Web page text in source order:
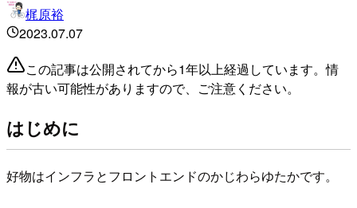
梶原裕
2023.07.07
この記事は公開されてから1年以上経過しています。情
報が古い可能性がありますので、ご注意ください。
はじめに
好物はインフラとフロントエンドのかじわらゆたかです。